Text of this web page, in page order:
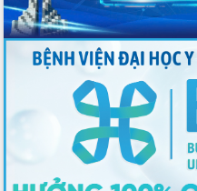
Quyết liệt cải cách hành chính, khơi
thông nguồn lực phát triển
Nâng cao hiệu lực, hiệu quả HĐND
tỉnh thông qua hiện đại hóa hành chính
Xã Ea Phê gắn cải cách hành chính với
chuyển đổi số
Phó Chủ tịch Thường trực UBND tỉnh
Hồ Thị Nguyên Thảo làm việc tại Trung